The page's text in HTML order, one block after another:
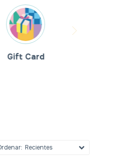
Gift Card
Recientes